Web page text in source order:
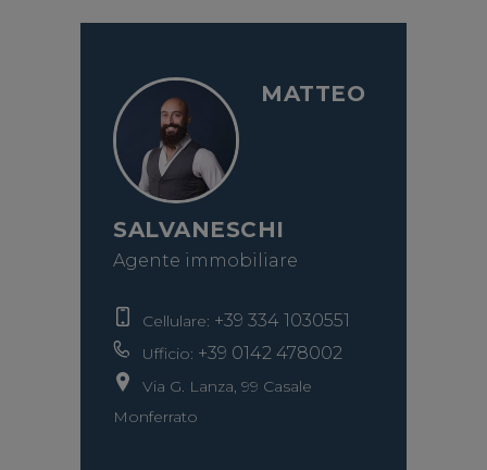
MATTEO
SALVANESCHI
Agente immobiliare
Cellulare: +39 334 1030551
Ufficio: +39 0142 478002
Via G. Lanza, 99 Casale
Monferrato